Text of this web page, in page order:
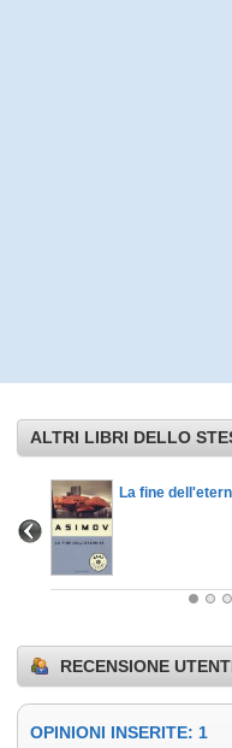
ALTRI LIBRI DELLO
La fine
RECENSIONE
OPINIONI INSERITE: 1